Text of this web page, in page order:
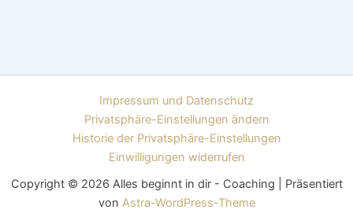
Impressum und Datenschutz
Privatsphäre-Einstellungen ändern
Historie der Privatsphäre-Einstellungen
Einwilligungen widerrufen
Copyright © 2026 Alles beginnt in dir - Coaching | Präsentiert
von Astra-WordPress-Theme